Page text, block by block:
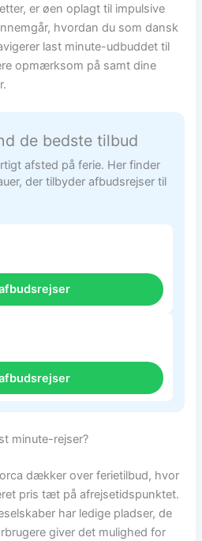
er øen oplagt til impulsive
hvordan du som dansk
last minute-udbuddet til
opmærksom på samt dine
de bedste tilbud
afsted på ferie. Her finder
der tilbyder afbudsrejser til
minute-rejser?
dækker over ferietilbud, hvor
pris tæt på afrejsetidspunktet.
har ledige pladser, de
giver det mulighed for